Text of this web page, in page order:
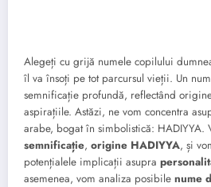
Alegeți cu grijă numele copilului
îl va însoți pe tot parcursul vieții. Un
semnificație profundă, reflectând
aspirațiile. Astăzi, ne vom concentra
arabe, bogat în simbolistică: HADIYYA.
semnificație, origine HADIYYA, și
potențialele implicații asupra
asemenea, vom analiza posibile nume